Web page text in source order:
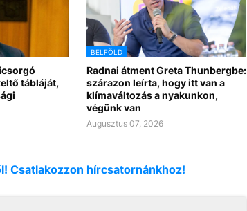
tábláját,
BELFÖLD
Radnai átment Greta Thunbergbe:
szárazon leírta, hogy itt van a
klímaváltozás a nyakunkon,
végünk van
Augusztus 07, 2026
Csatlakozzon hírcsatornánkhoz!